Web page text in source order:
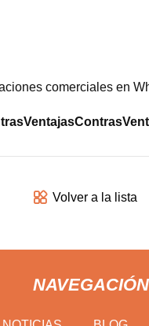
comerciales en
VentajasContras
Volver a la lista
NAVEGACIÓN